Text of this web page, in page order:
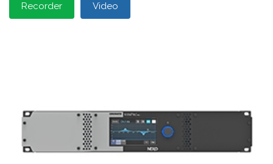
Recorder Video